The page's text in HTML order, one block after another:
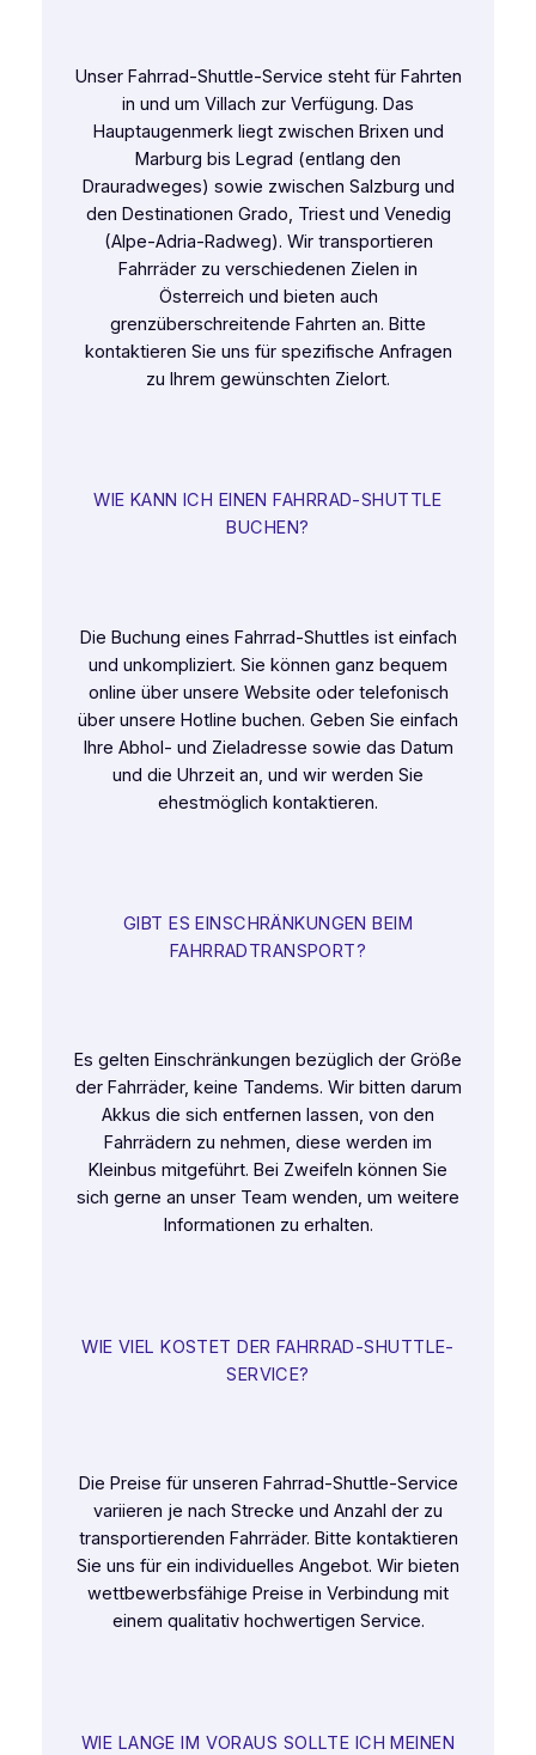
Unser Fahrrad-Shuttle-Service steht für Fahrten
in und um Villach zur Verfügung. Das
Hauptaugenmerk liegt zwischen Brixen und
Marburg bis Legrad (entlang den
Drauradweges) sowie zwischen Salzburg und
den Destinationen Grado, Triest und Venedig
(Alpe-Adria-Radweg). Wir transportieren
Fahrräder zu verschiedenen Zielen in
Österreich und bieten auch
grenzüberschreitende Fahrten an. Bitte
kontaktieren Sie uns für spezifische Anfragen
zu Ihrem gewünschten Zielort.
WIE KANN ICH EINEN FAHRRAD-SHUTTLE
BUCHEN?
Die Buchung eines Fahrrad-Shuttles ist einfach
und unkompliziert. Sie können ganz bequem
online über unsere Website oder telefonisch
über unsere Hotline buchen. Geben Sie einfach
Ihre Abhol- und Zieladresse sowie das Datum
und die Uhrzeit an, und wir werden Sie
ehestmöglich kontaktieren.
GIBT ES EINSCHRÄNKUNGEN BEIM
FAHRRADTRANSPORT?
Es gelten Einschränkungen bezüglich der Größe
der Fahrräder, keine Tandems. Wir bitten darum
Akkus die sich entfernen lassen, von den
Fahrrädern zu nehmen, diese werden im
Kleinbus mitgeführt. Bei Zweifeln können Sie
sich gerne an unser Team wenden, um weitere
Informationen zu erhalten.
WIE VIEL KOSTET DER FAHRRAD-SHUTTLE-
SERVICE?
Die Preise für unseren Fahrrad-Shuttle-Service
variieren je nach Strecke und Anzahl der zu
transportierenden Fahrräder. Bitte kontaktieren
Sie uns für ein individuelles Angebot. Wir bieten
wettbewerbsfähige Preise in Verbindung mit
einem qualitativ hochwertigen Service.
WIE LANGE IM VORAUS SOLLTE ICH MEINEN